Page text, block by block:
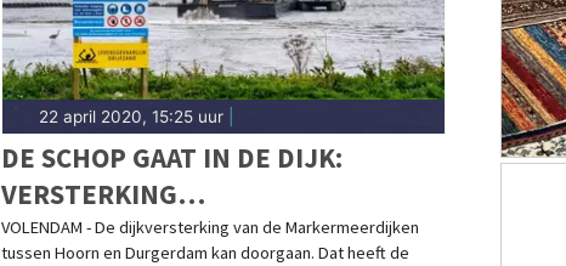
22 april 2020, 15:25 uur|
DE SCHOP GAAT IN DE DIJK:
VERSTERKING
MARKERMEERDIJKEN KAN
VOLENDAM - De dijkversterking van de Markermeerdijken
tussen Hoorn en Durgerdam kan doorgaan. Dat heeft de